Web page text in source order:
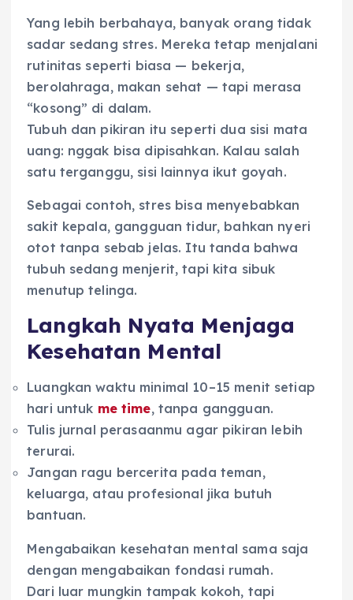
Yang lebih berbahaya, banyak orang tidak
sadar sedang stres. Mereka tetap menjalani
rutinitas seperti biasa — bekerja,
berolahraga, makan sehat — tapi merasa
“kosong” di dalam.
Tubuh dan pikiran itu seperti dua sisi mata
uang: nggak bisa dipisahkan. Kalau salah
satu terganggu, sisi lainnya ikut goyah.
Sebagai contoh, stres bisa menyebabkan
sakit kepala, gangguan tidur, bahkan nyeri
otot tanpa sebab jelas. Itu tanda bahwa
tubuh sedang menjerit, tapi kita sibuk
menutup telinga.
Langkah Nyata Menjaga
Kesehatan Mental
Luangkan waktu minimal 10–15 menit setiap
hari untuk me time, tanpa gangguan.
Tulis jurnal perasaanmu agar pikiran lebih
terurai.
Jangan ragu bercerita pada teman,
keluarga, atau profesional jika butuh
bantuan.
Mengabaikan kesehatan mental sama saja
dengan mengabaikan fondasi rumah.
Dari luar mungkin tampak kokoh, tapi